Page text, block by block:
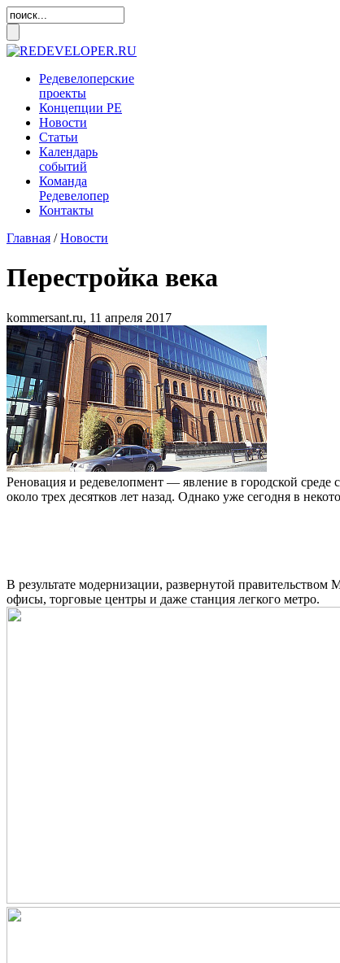
Редевелоперские
проекты
Концепции РЕ
Новости
Статьи
Календарь
событий
Команда
Редевелопер
Контакты
Главная /Новости
Перестройка века
kommersant.ru, 11 апреля 2017
Реновация и редевелопмент — явление в городской
около трех десятков лет назад. Однако уже сегодня в
В результате модернизации, развернутой
офисы, торговые центры и даже станция легкого метро.